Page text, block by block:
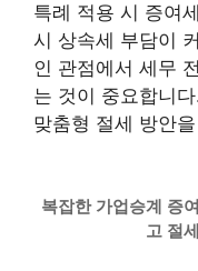
특례 적용 시 증여
시 상속세 부담이
인 관점에서 세무
는 것이 중요합니
맞춤형 절세 방안
복잡한 가업승계 증
고 절